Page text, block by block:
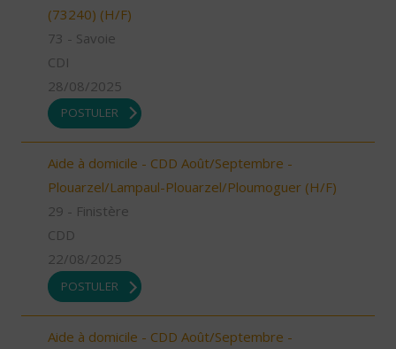
(73240) (H/F)
73 - Savoie
CDI
28/08/2025
POSTULER
Aide à domicile - CDD Août/Septembre -
Plouarzel/Lampaul-Plouarzel/Ploumoguer (H/F)
29 - Finistère
CDD
22/08/2025
POSTULER
Aide à domicile - CDD Août/Septembre -